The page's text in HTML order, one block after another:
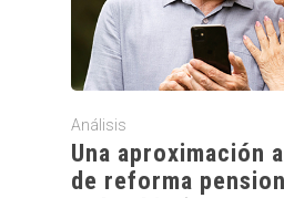
Análisis
Una aproximación
de reforma